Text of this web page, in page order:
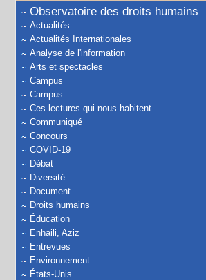
Observatoire des droits humains
Actualités
Actualités Internationales
Analyse de l'information
Arts et spectacles
Campus
Campus
Ces lectures qui nous habitent
Communiqué
Concours
COVID-19
Débat
Diversité
Document
Droits humains
Éducation
Enhaili, Aziz
Entrevues
Environnement
États-Unis